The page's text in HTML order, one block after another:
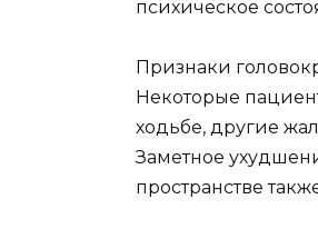
психическое
Признаки
Некоторые
ходьбе, другие
Заметное
пространстве